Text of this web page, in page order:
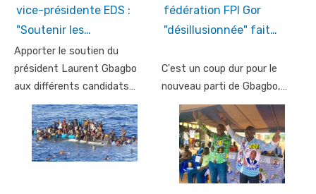
vice-présidente EDS :
"Soutenir les…
Apporter le soutien du
président Laurent Gbagbo
aux différents candidats…
fédération FPI Gor
"désillusionnée" fait…
C'est un coup dur pour le
nouveau parti de Gbagbo,…